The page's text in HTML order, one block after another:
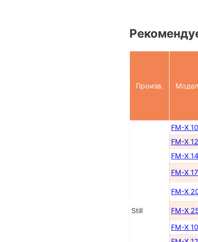
Произв.
Still
FM-X 10
FM-X 12
FM-X 14
FM-X 17
FM-X
FM-X
FM-X